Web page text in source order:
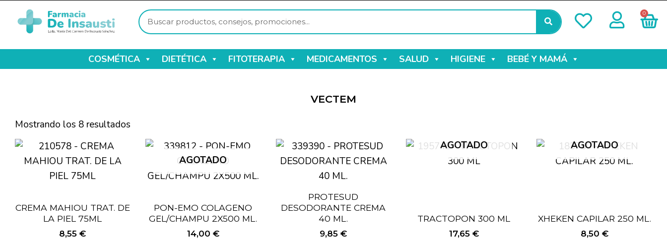
0
COSMÉTICA DIETÉTICA FITOTERAPIA MEDICAMENTOS SALUD HIGIENE BEBÉ Y MAMÁ
VECTEM
Mostrando los 8 resultados
CREMA MAHIOU TRAT. DE
LA PIEL 75ML
8,55€
AGOTADO
PON-EMO COLAGENO
GEL/CHAMPU 2X500 ML.
14,00 €
PROTESUD
DESODORANTE CREMA
40 ML.
9,85€
AGOTADO
TRACTOPON 300 ML
17,65 €
AGOTADO
XHEKEN CAPILAR 250 ML.
8,50 €